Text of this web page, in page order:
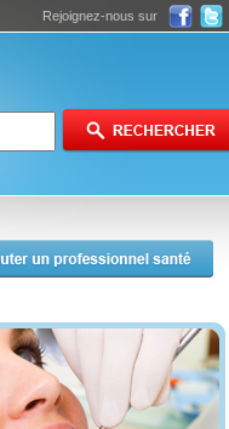
Rejoignez-nous sur